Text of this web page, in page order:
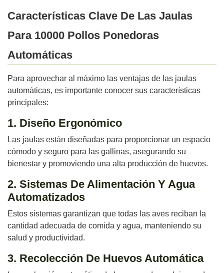
Características Clave De Las Jaulas
Para 10000 Pollos Ponedoras
Automáticas
Para aprovechar al máximo las ventajas de las jaulas
automáticas, es importante conocer sus características
principales:
1. Diseño Ergonómico
Las jaulas están diseñadas para proporcionar un espacio
cómodo y seguro para las gallinas, asegurando su
bienestar y promoviendo una alta producción de huevos.
2. Sistemas De Alimentación Y Agua
Automatizados
Estos sistemas garantizan que todas las aves reciban la
cantidad adecuada de comida y agua, manteniendo su
salud y productividad.
3. Recolección De Huevos Automática